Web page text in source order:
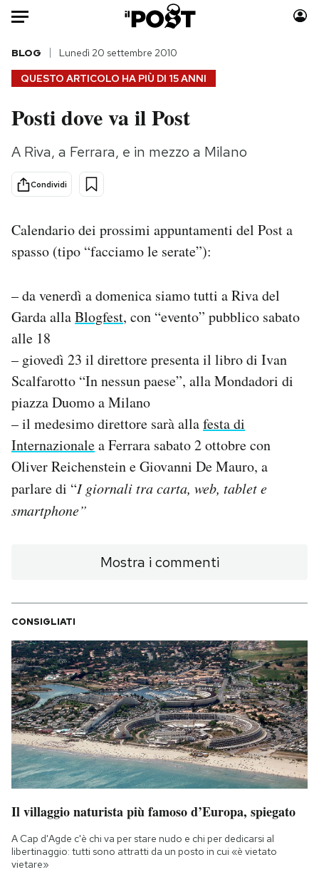
Auto
HOME
Italia
Politica
Tecnologia
Economia
Moda
Consumismi
Altrecose
PODCAST
NEWSLETTER
I MIEI PREFERITI
SHOP
Notifiche mobile
Regala il Post
Hai bisogno di aiuto?
Esci
QUESTO ARTICOLO HA PIÙ DI 15 ANNI
BLOG Lunedì 20 settembre 2010
Posti dove va il Post
A Riva, a Ferrara, e in mezzo a Milano
Condividi
Calendario dei prossimi appuntamenti del Post a
spasso (tipo “facciamo le serate”):
– da venerdì a domenica siamo tutti a Riva del
Garda allaBlogfest, con “evento” pubblico sabato
alle 18
– giovedì 23 il direttore presenta il libro di Ivan
Scalfarotto “In nessun paese”, alla Mondadori di
piazza Duomo a Milano
– il medesimo direttore sarà allafesta di
Internazionalea Ferrara sabato 2 ottobre con
Oliver Reichenstein e Giovanni De Mauro, a
parlare di “I giornali tra carta, web, tablet e
smartphone”
Mostra i commenti
CONSIGLIATI
Il villaggio naturista più famoso d’Europa, spiegato
A Cap d'Agde c'è chi va per stare nudo e chi per dedicarsi al
libertinaggio: tutti sono attratti da un posto in cui «è vietato
vietare»